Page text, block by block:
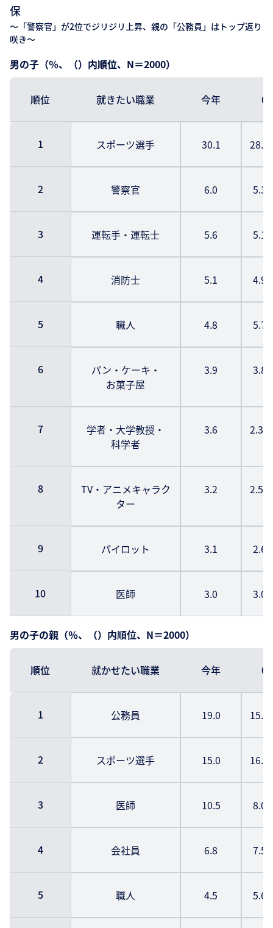
保
～「警察官」が2位でジリジリ上昇、親の「公務員」はトップ返り
咲き～
男の子（％、（）内順位、N＝2000）
順位 就きたい職業 今年
1 スポーツ選手 30.1 28.6
2 警察官 6.0 5.3
3 運転手・運転士 5.6 5.1
4 消防士 5.1 4.9
5 職人 4.8 5.7
6
パン・ケーキ・
お菓子屋
3.9 3.8
7
学者・大学教授・
科学者
3.6 2.3
8
TV・アニメキャラク
ター
3.2 2.5
9 パイロット 3.1 2.6
10 医師 3.0 3.0
男の子の親（％、（）内順位、N＝2000）
順位 就かせたい職業 今年
1 公務員 19.0 15.8
2 スポーツ選手 15.0 16.0
3 医師 10.5 8.0
4 会社員 6.8 7.5
5 職人 4.5 5.6